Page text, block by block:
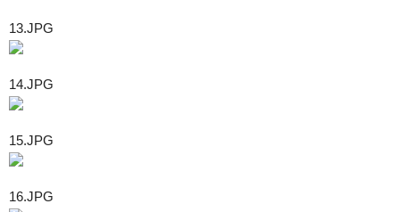
13.JPG
14.JPG
15.JPG
16.JPG